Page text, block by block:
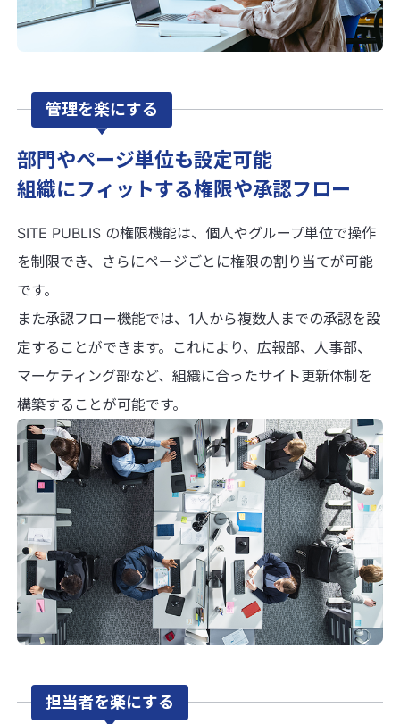
管理を楽にする
部門やページ単位も設定可能
組織にフィットする権限や承認フロー
SITE PUBLIS の権限機能は、個人やグループ単位で操作
を制限でき、さらにページごとに権限の割り当てが可能
です。
また承認フロー機能では、1人から複数人までの承認を設
定することができます。これにより、広報部、人事部、
マーケティング部など、組織に合ったサイト更新体制を
構築することが可能です。
担当者を楽にする